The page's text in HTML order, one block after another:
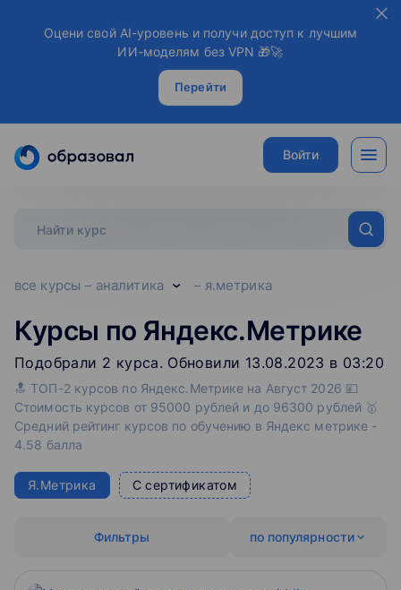
Оцени свой AI-уровень и получи доступ к лучшим
ИИ-моделям без VPN 🎁🚀
Перейти
Войти
все курсы аналитика я.метрика
Курсы по Яндекс.Метрике
Подобрали 2 курса. Обновили 13.08.2023 в 03:20
🔝 ТОП-2 курсов по Яндекс.Метрике на Август 2026 💴
Стоимость курсов от 95000 рублей и до 96300 рублей 🥇
Средний рейтинг курсов по обучению в Яндекс метрике -
4.58 балла
Я.Метрика С сертификатом
по популярности
Фильтры